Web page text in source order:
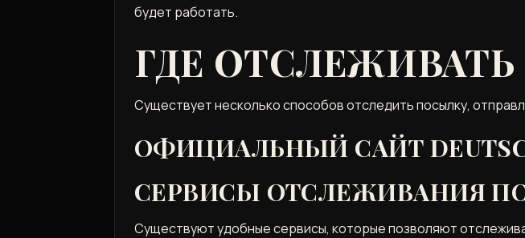
будет работать.
ГДЕ
Существует несколько способов отследить посылку‚
ОФИЦИАЛЬНЫЙ САЙТ
СЕРВИСЫ ОТСЛЕЖИВАНИЯ
Существуют удобные сервисы‚ которые позволяют